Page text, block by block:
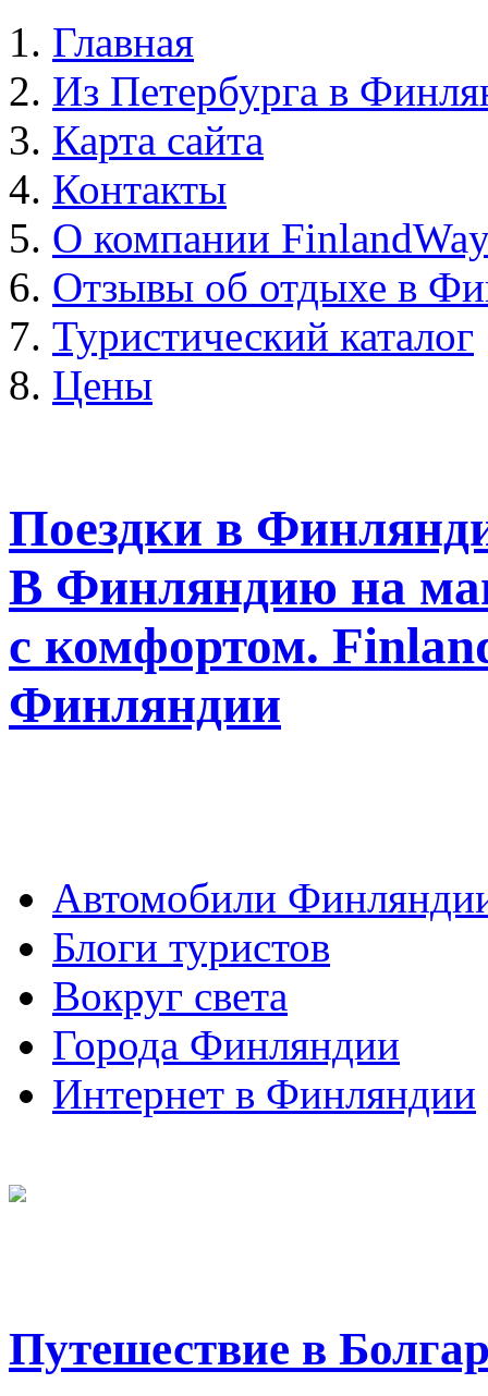
Главная
Из Петербурга в
Карта сайта
Контакты
О компании
Отзывы об отдыхе в
Туристический каталог
Цены
Поездки в
В Финляндию на
с комфортом.
Финляндии
Автомобили
Блоги туристов
Вокруг света
Города Финляндии
Интернет в Финляндии
Путешествие в